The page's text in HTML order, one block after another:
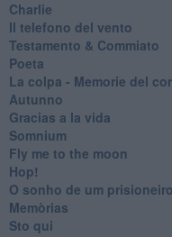
Charlie
Il telefono del vento
Testamento & Commiato
Poeta
​La colpa - Memorie del
Autunno
Gracias a la vida
Somnium
Fly me to the moon
Hop!
O sonho de um prisioneiro
Memòrias
Sto qui